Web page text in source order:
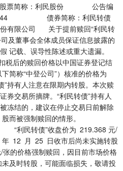
简称：利民股份 公告编
债券简称：利民转债
司 关于提前赎回“利民转
董事会全体成员保证信息披露的
记载、误导性陈述或重大遗漏。
后的赎回价格以中国证券登记结
简称“中登公司”）核准的价格为
”持有人注意在限期内转股。本次赎
券交易所摘牌。“利民转债”持有人
冻结的，建议在停止交易日前解除
而被强制赎回的情形。
价为 219.368 元/
12 月 25 日收市后尚未实施转股
的价格强制赎回，因目前市场价格
及时转股，可能面临损失，敬请投